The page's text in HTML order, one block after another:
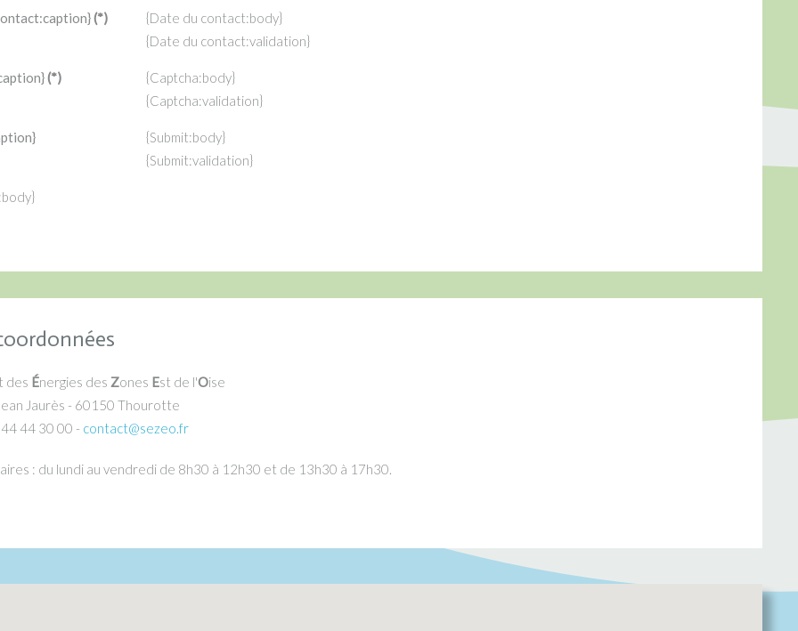
(*)
{Date du contact:body}
{Date du contact:validation}
(*)
{Captcha:body}
{Captcha:validation}
{Submit:body}
{Submit:validation}
des Énergies des Zones Est de l'Oise
Jaurès - 60150 Thourotte
44 44 30 00 - contact@sezeo.fr
: du lundi au vendredi de 8h30 à 12h30 et de 13h30 à 17h30.